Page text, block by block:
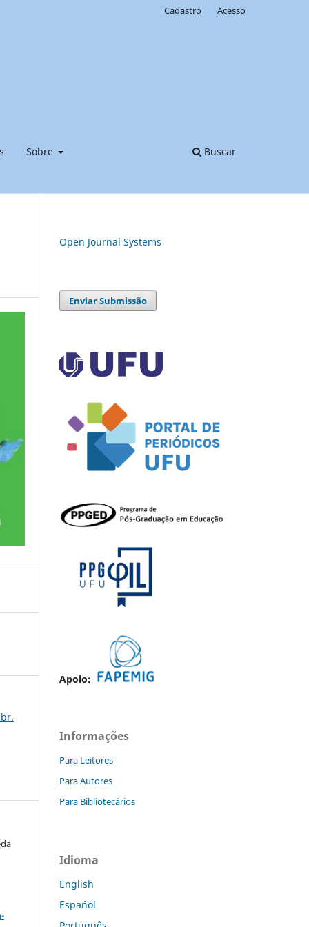
Sobre Buscar
Cadastro Acesso
Open Journal Systems
Enviar Submissão
Apoio:
Informações
Para Leitores
Para Autores
Para Bibliotecários
Idioma
English
Español